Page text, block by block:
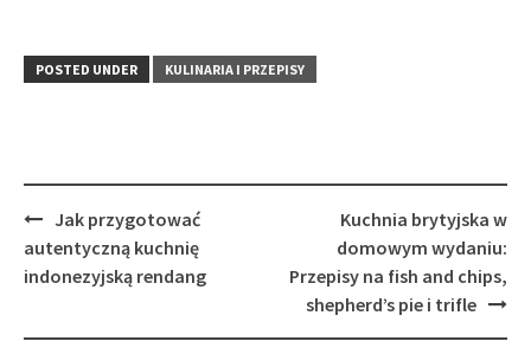
POSTED UNDER KULINARIA I PRZEPISY
Post
navigation
Jak przygotować
autentyczną kuchnię
indonezyjską rendang
Kuchnia brytyjska w
domowym wydaniu:
Przepisy na fish and chips,
shepherd’s pie i trifle